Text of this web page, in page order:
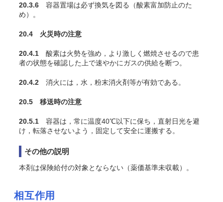
20.3.6 容器置場は必ず換気を図る（酸素富加防止のた
め）。
20.4 火災時の注意
20.4.1 酸素は火勢を強め，より激しく燃焼させるので患
者の状態を確認した上で速やかにガスの供給を断つ。
20.4.2 消火には，水，粉末消火剤等が有効である。
20.5 移送時の注意
20.5.1 容器は，常に温度40℃以下に保ち，直射日光を避
け，転落させないよう，固定して安全に運搬する。
その他の説明
本剤は保険給付の対象とならない（薬価基準未収載）。
相互作用